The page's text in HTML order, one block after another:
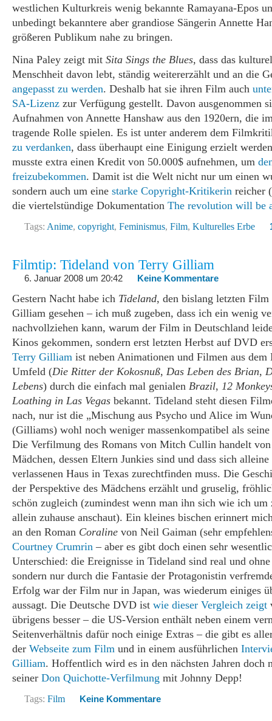
westlichen Kulturkreis wenig bekannte Ramayana-Epos
unbedingt bekanntere aber grandiose Sängerin Annette
größeren Publikum nahe zu bringen.
Nina Paley zeigt mit Sita Sings the Blues, dass das
Menschheit davon lebt, ständig weitererzählt und an die
angepasst zu werden. Deshalb hat sie ihren Film auch
SA-Lizenz zur Verfügung gestellt. Davon ausgenommen
Aufnahmen von Annette Hanshaw aus den 1920ern, die
tragende Rolle spielen. Es ist unter anderem dem
zu verdanken, dass überhaupt eine Einigung erzielt
musste extra einen Kredit von 50.000$ aufnehmen, um
freizubekommen. Damit ist die Welt nicht nur um einen
sondern auch um eine starke Copyright-Kritikerin reicher
die viertelstündige Dokumentation The revolution will be
Tags: Anime, copyright, Feminismus, Film, Kulturelles Erbe
Filmtip: Tideland von Terry Gilliam
6. Januar 2008 um 20:42 Keine Kommentare
Gestern Nacht habe ich Tideland, den bislang letzten
Gilliam gesehen – ich muß zugeben, dass ich ein wenig
nachvollziehen kann, warum der Film in Deutschland
Kinos gekommen, sondern erst letzten Herbst auf DVD
Terry Gilliam ist neben Animationen und Filmen aus
Umfeld (Die Ritter der Kokosnuß, Das Leben des Brian,
Lebens) durch die einfach mal genialen Brazil, 12
Loathing in Las Vegas bekannt. Tideland steht diesen
nach, nur ist die „Mischung aus Psycho und Alice im
(Gilliams) wohl noch weniger massenkompatibel als
Die Verfilmung des Romans von Mitch Cullin handelt
Mädchen, dessen Eltern Junkies sind und dass sich
verlassenen Haus in Texas zurechtfinden muss. Die
der Perspektive des Mädchens erzählt und gruselig,
schön zugleich (zumindest wenn man ihn sich wie ich um
allein zuhause anschaut). Ein kleines bischen erinnert
an den Roman Coraline von Neil Gaiman (sehr
Courtney Crumrin – aber es gibt doch einen sehr
Unterschied: die Ereignisse in Tideland sind real und
sondern nur durch die Fantasie der Protagonistin
Erfolg war der Film nur in Japan, was wiederum einiges
aussagt. Die Deutsche DVD ist wie dieser Vergleich zeigt
übrigens besser – die US-Version enthält neben einem
Seitenverhältnis dafür noch einige Extras – die gibt es
der Webseite zum Film und in einem ausführlichen
Gilliam. Hoffentlich wird es in den nächsten Jahren doch
seiner Don Quichotte-Verfilmung mit Johnny Depp!
Tags: Film Keine Kommentare